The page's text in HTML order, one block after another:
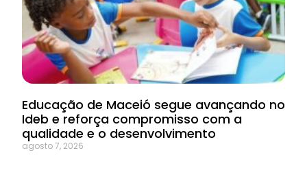
Educação de Maceió segue avançando no
Ideb e reforça compromisso com a
qualidade e o desenvolvimento
agosto 7, 2026